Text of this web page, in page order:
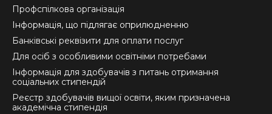
Профспілкова організація
Інформація, що підлягає оприлюдненню
Банківські реквізити для оплати послуг
Для осіб з особливими освітніми потребами
Інформація для здобувачів з питань отримання
соціальних стипендій
Реєстр здобувачів вищої освіти, яким призначена
академічна стипендія